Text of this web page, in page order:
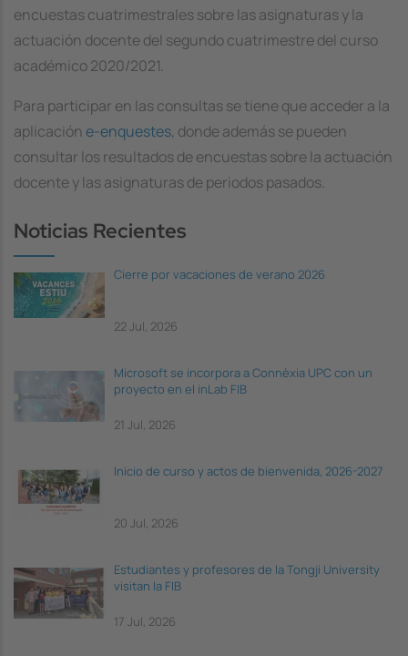
encuestas cuatrimestrales sobre las asignaturas y la
actuación docente del segundo cuatrimestre del curso
académico 2020/2021.
Para participar en las consultas se tiene que acceder a la
aplicación e-enquestes, donde además se pueden
consultar los resultados de encuestas sobre la actuación
docente y las asignaturas de periodos pasados.
Noticias Recientes
Cierre por vacaciones de verano 2026
22 Jul, 2026
Microsoft se incorpora a Connèxia UPC con un
proyecto en el inLab FIB
21 Jul, 2026
Inicio de curso y actos de bienvenida, 2026-2027
20 Jul, 2026
Estudiantes y profesores de la Tongji University
visitan la FIB
17 Jul, 2026